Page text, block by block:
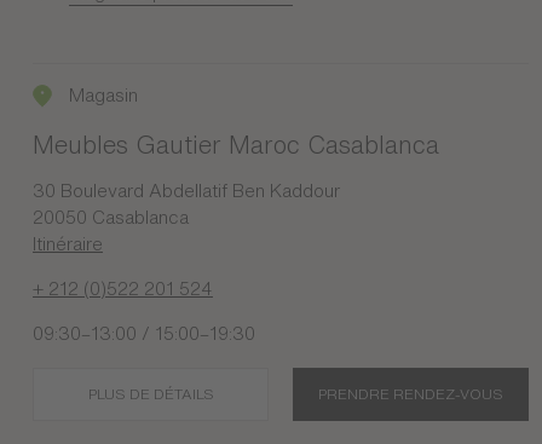
Magasin
Meubles Gautier Maroc Casablanca
30 Boulevard Abdellatif Ben Kaddour
20050 Casablanca
Itinéraire
+ 212 (0)522 201 524
09:30–13:00 / 15:00–19:30
PLUS DE DÉTAILS PRENDRE RENDEZ-VOUS